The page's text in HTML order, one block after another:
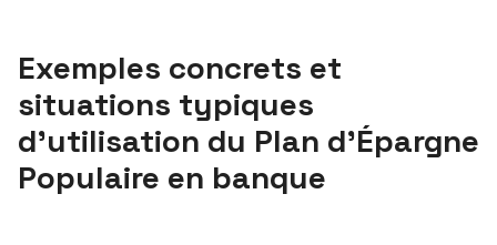
Exemples concrets et
situations typiques
d’utilisation du Plan d’Épargne
Populaire en banque